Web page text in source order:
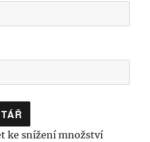
ke snížení množství